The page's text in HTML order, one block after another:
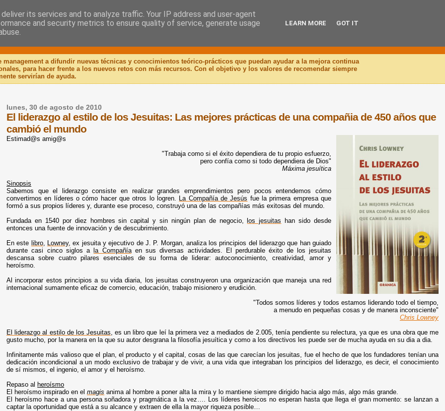
a difundir nuevas técnicas y conocimientos teórico-prácticos que puedan ayudar a la mejora continua
para hacer frente a los nuevos retos con más recursos. Con el objetivo y los valores de recomendar siempre
servirían de ayuda.
lunes, 30 de agosto de 2010
El liderazgo al estilo de los Jesuitas: Las mejores prácticas de una compañia de 450 años que
cambió el mundo
Estimad@s amig@s
"Trabaja como si el éxito dependiera de tu propio esfuerzo,
pero confía como si todo dependiera de Dios"
Máxima jesuítica
Sinopsis
Sabemos que el liderazgo consiste en realizar grandes emprendimientos pero pocos entendemos cómo
convertirnos en líderes o cómo hacer que otros lo logren. La Compañía de Jesús fue la primera empresa que
formó a sus propios líderes y, durante ese proceso, construyó una de las compañías más exitosas del mundo.
Fundada en 1540 por diez hombres sin capital y sin ningún plan de negocio,
los jesuitas han sido desde
entonces una fuente de innovación y de descubrimiento.
En este libro, Lowney, ex jesuita y ejecutivo de J. P. Morgan, analiza los principios del liderazgo que han guiado
durante casi cinco siglos a la Compañíaen sus diversas actividades. El perdurable éxito de los jesuitas
descansa sobre cuatro pilares esenciales de su forma de liderar: autoconocimiento, creatividad, amor y
heroísmo.
Al incorporar estos principios a su vida diaria, los jesuitas construyeron una organización que maneja una red
internacional sumamente eficaz de comercio, educación, trabajo misionero y erudición.
"Todos somos líderes y todos estamos liderando todo el tiempo,
a menudo en pequeñas cosas y de manera inconsciente"
Chris Lowney
El liderazgo al estilo de los Jesuitas, es un libro que leí la primera vez a mediados de 2.005, tenía pendiente su relectura, ya que es una obra que me
gusto mucho, por la manera en la que su autor desgrana la filosofía jesuítica y como a los directivos les puede ser de mucha ayuda en su dia a dia.
Infinitamente más valioso que el plan, el producto y el capital, cosas de las que carecían los jesuitas, fue el hecho de que los fundadores tenían una
dedicación incondicional a un modo exclusivo de trabajar y de vivir, a una vida que integraban los principios del liderazgo, es decir, el conocimiento
de sí mismos, el ingenio, el amor y el heroísmo.
Repaso al heroísmo
El heroísmo inspirado en elmagis anima al hombre a poner alta la mira y lo mantiene siempre dirigido hacia algo más, algo más grande.
El heroísmo hace a una persona soñadora y pragmática a la vez…. Los líderes heroicos no esperan hasta que llega el gran momento: se lanzan a
captar la oportunidad que está a su alcance y extraen de ella la mayor riqueza posible…
its services and to analyze traffic. Your IP address and user-agent
and security metrics to ensure quality of service, generate usage
LEARN MORE GOT IT